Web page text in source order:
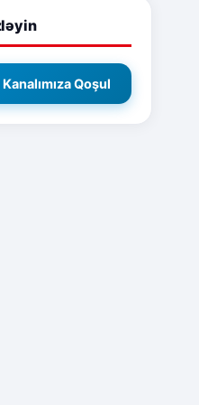
Qoşul